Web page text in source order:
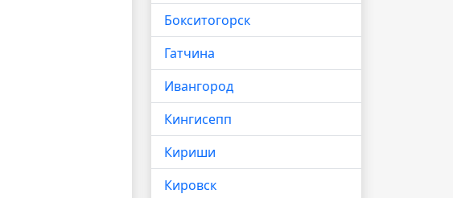
Бокситогорск
Гатчина
Ивангород
Кингисепп
Кириши
Кировск